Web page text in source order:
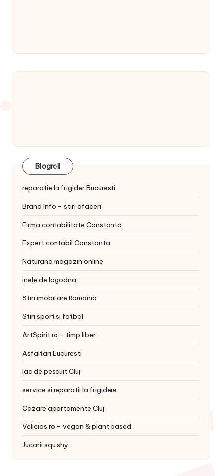
Blogroll
reparatie la frigider Bucuresti
Brand Info – stiri afaceri
Firma contabilitate Constanta
Expert contabil Constanta
Naturano magazin online
inele de logodna
Stiri imobiliare Romania
Stiri sport si fotbal
ArtSpirit.ro – timp liber
Asfaltari Bucuresti
lac de pescuit Cluj
service si reparatii la frigidere
Cazare apartamente Cluj
Velicios.ro – vegan & plant based
Jucarii squishy